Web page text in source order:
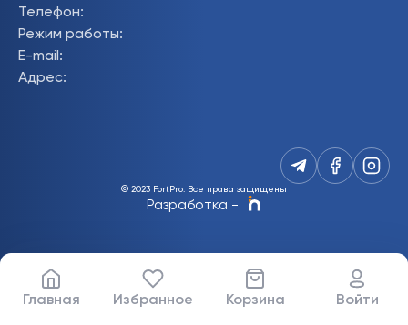
Телефон:
Режим работы:
E-mail :
Адрес:
© 2023 FortPro. Все права защищены
Разработка -
Главная Избранное Корзина Войти